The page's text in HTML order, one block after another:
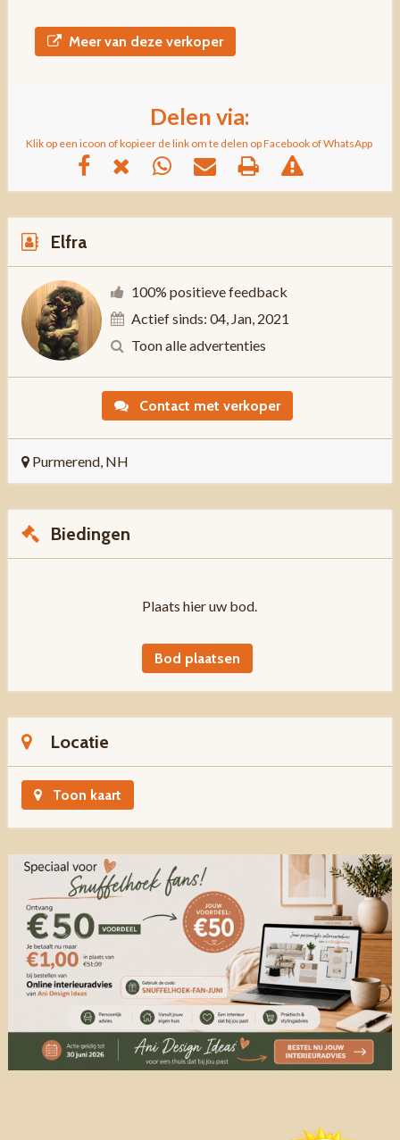
Meer van deze verkoper
Delen via:
Klik op een icoon of kopieer de link om te delen op Facebook of WhatsApp
Elfra
100% positieve feedback
Actief sinds: 04, Jan, 2021
Toon alle advertenties
Contact met verkoper
Purmerend, NH
Biedingen
Plaats hier uw bod.
Bod plaatsen
Locatie
Toon kaart